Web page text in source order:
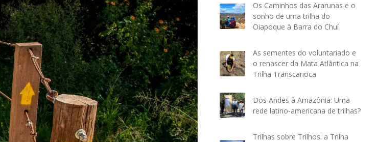
Os Caminhos das Ararunas e o
sonho de uma trilha do
Oiapoque à Barra do Chuí
As sementes do voluntariado e
o renascer da Mata Atlântica na
Trilha Transcarioca
Dos Andes à Amazônia: Uma
rede latino-americana de trilhas?
Trilhas sobre Trilhos: a Trilha